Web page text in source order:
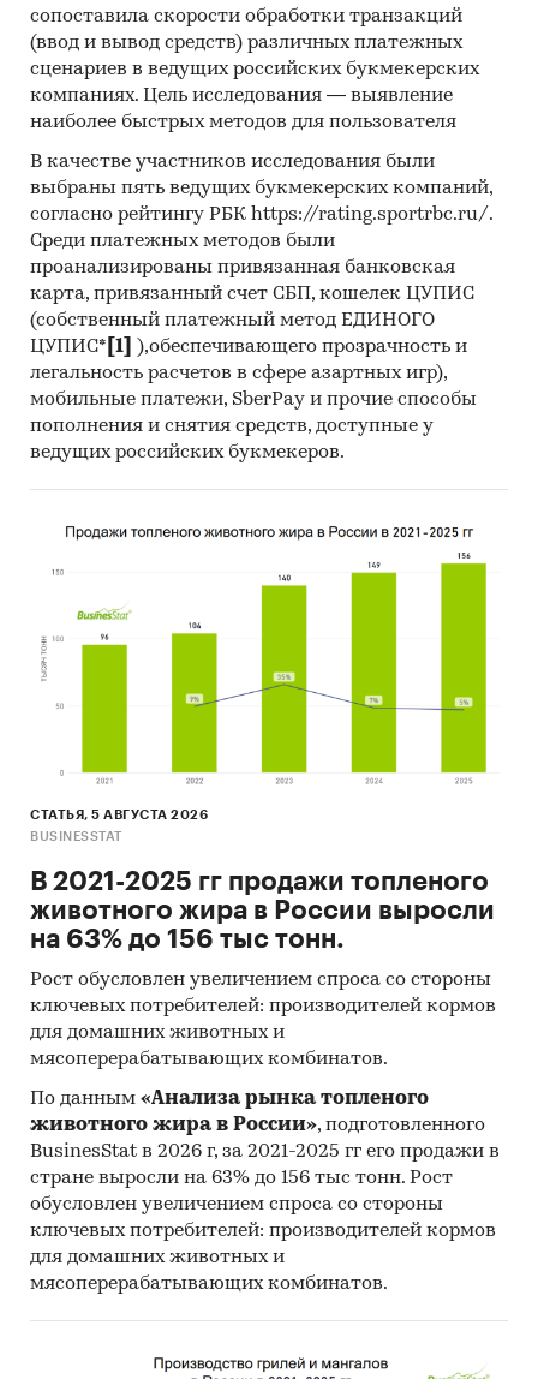
10. Материалы и базы данных статистики ООН
(United Nations Statistics Division: Commodity
Trade Statistics, Industrial Commodity Statistics,
Food and Agriculture Organization и др.).
Фонда (International Monetary Fund).
12. Материалы Всемирного банка (World Bank).
13. Материалы ВТО (World Trade Organization).
14. Материалы Организации экономического
сотрудничества и развития (Organization for
Economic Cooperation and Development).
15. Материалы International Trade Centre.
16. Материалы Index Mundi.
17. Результаты исследований DISCOVERY
Research Group.
Объем и структура выборки
Процедура контент-анализа документов не
предполагает расчета объема выборочной
совокупности. Обработке и анализу подлежат
все доступные исследователю документы.
пригодная к дальнейшему использованию база
в Россию и экспорте из России замороженных
число различных показателей:
1. Категория продукта
2. Группа продукта
4. Год импорта/экспорта
5. Месяц импорта/экспорта
6. Компании получатели и отправители товара
7. Страны получатели, отправители и
производители товара
8. Объем импорта и экспорта в натуральном
сопоставила скорости обработки транзакций
(ввод и вывод средств) различных платежных
сценариев в ведущих российских букмекерских
компаниях. Цель исследования — выявление
наиболее быстрых методов для пользователя
В качестве участников исследования были
выбраны пять ведущих букмекерских компаний,
согласно рейтингу РБК https://rating.sportrbc.ru/.
Среди платежных методов были
проанализированы привязанная банковская
карта, привязанный счет СБП, кошелек ЦУПИС
(собственный платежный метод ЕДИНОГО
ЦУПИС* [1]
),обеспечивающего прозрачность и
легальность расчетов в сфере азартных игр),
мобильные платежи, SberPay и прочие способы
пополнения и снятия средств, доступные у
ведущих российских букмекеров.
СТАТЬЯ, 5 АВГУСТА 2026
BUSINESSTAT
В 2021-2025 гг продажи топленого
животного жира в России выросли
на 63% до 156 тыс тонн.
Рост обусловлен увеличением спроса со стороны
ключевых потребителей: производителей кормов
для домашних животных и
мясоперерабатывающих комбинатов.
По данным «Анализа рынка топленого
животного жира в России», подготовленного
BusinesStat в 2026 г, за 2021-2025 гг его продажи в
стране выросли на 63% до 156 тыс тонн. Рост
обусловлен увеличением спроса со стороны
ключевых потребителей: производителей кормов
для домашних животных и
мясоперерабатывающих комбинатов.